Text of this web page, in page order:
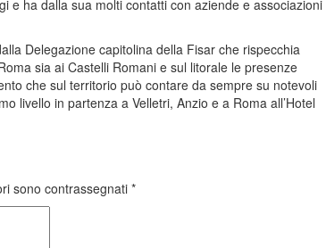
e ha dalla sua molti contatti con aziende e associazioni
Delegazione capitolina della Fisar che rispecchia
sia ai Castelli Romani e sul litorale le presenze
che sul territorio può contare da sempre su notevoli
livello in partenza a Velletri, Anzio e a Roma all’Hotel
sono contrassegnati*